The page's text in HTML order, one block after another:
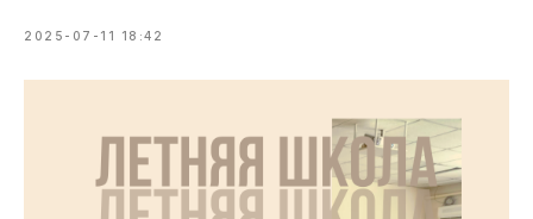
2025-07-11 18:42